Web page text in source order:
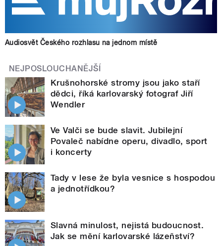
Audiosvět Českého rozhlasu na jednom místě
NEJPOSLOUCHANĚJŠÍ
Krušnohorské stromy jsou jako staří
dědci, říká karlovarský fotograf Jiří
Wendler
Ve Valči se bude slavit. Jubilejní
Povaleč nabídne operu, divadlo, sport
i koncerty
Tady v lese že byla vesnice s hospodou
a jednotřídkou?
Slavná minulost, nejistá budoucnost.
Jak se mění karlovarské lázeňství?